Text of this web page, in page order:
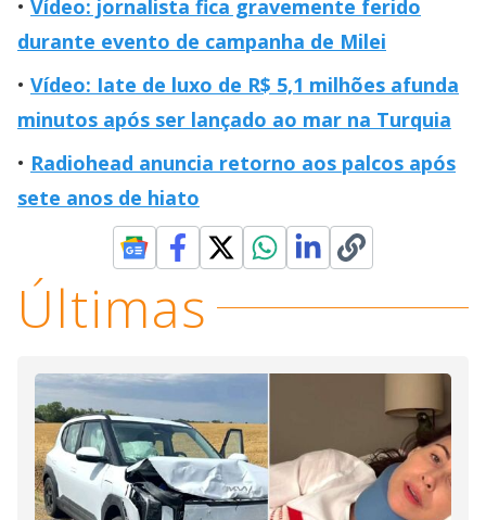
Vídeo: jornalista fica gravemente ferido
durante evento de campanha de Milei
Vídeo: Iate de luxo de R$ 5,1 milhões afunda
minutos após ser lançado ao mar na Turquia
Radiohead anuncia retorno aos palcos após
sete anos de hiato
Últimas